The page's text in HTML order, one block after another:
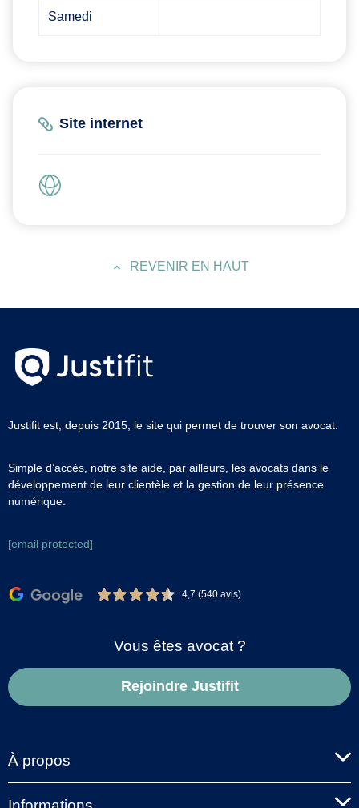
Samedi
Site internet
REVENIR EN HAUT
Justifit est, depuis 2015, le site qui permet de trouver son avocat.
Simple d’accès, notre site aide, par ailleurs, les avocats dans le
développement de leur clientèle et la gestion de leur présence
numérique.
[email protected]
4,7 (540 avis)
Vous êtes avocat ?
Rejoindre Justifit
À propos